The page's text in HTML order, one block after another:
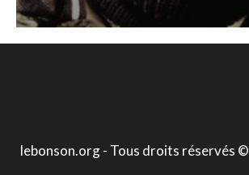
lebonson.org - Tous droits réservés ©